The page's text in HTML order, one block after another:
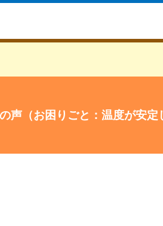
声（お困りごと：温度が安定